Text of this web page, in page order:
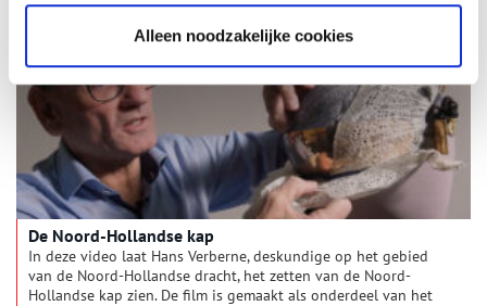
Alleen noodzakelijke cookies
De Noord-Hollandse kap
In deze video laat Hans Verberne, deskundige op het gebied
van de Noord-Hollandse dracht, het zetten van de Noord-
Hollandse kap zien. De film is gemaakt als onderdeel van het